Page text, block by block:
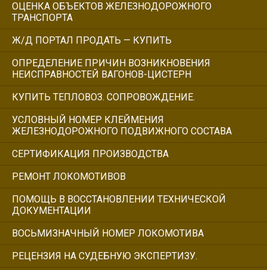
ОЦЕНКА ОБЪЕКТОВ ЖЕЛЕЗНОДОРОЖНОГО
ТРАНСПОРТА
Ж/Д ПОРТАЛ ПРОДАТЬ — КУПИТЬ
ОПРЕДЕЛЕНИЕ ПРИЧИН ВОЗНИКНОВЕНИЯ
НЕИСПРАВНОСТЕЙ ВАГОНОВ-ЦИСТЕРН
КУПИТЬ ТЕПЛОВОЗ. СОПРОВОЖДЕНИЕ.
УСЛОВНЫЙ НОМЕР КЛЕЙМЕНИЯ
ЖЕЛЕЗНОДОРОЖНОГО ПОДВИЖНОГО СОСТАВА
СЕРТИФИКАЦИЯ ПРОИЗВОДСТВА
РЕМОНТ ЛОКОМОТИВОВ
ПОМОЩЬ В ВОССТАНОВЛЕНИИ ТЕХНИЧЕСКОЙ
ДОКУМЕНТАЦИИ
ВОСЬМИЗНАЧНЫЙ НОМЕР ЛОКОМОТИВА
РЕЦЕНЗИЯ НА СУДЕБНУЮ ЭКСПЕРТИЗУ.